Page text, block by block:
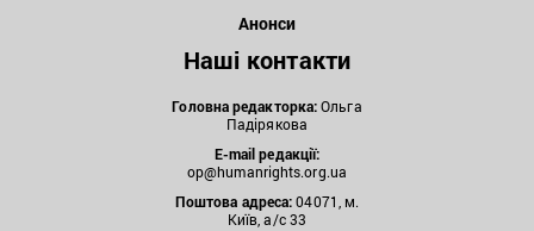
Анонси
Наші контакти
Головна редакторка:Ольга
Падірякова
E-mail редакції:
op@humanrights.org.ua
Поштова адреса:04071, м.
Київ, а/с 33